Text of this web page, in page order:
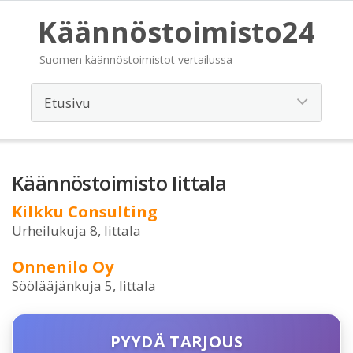
Käännöstoimisto24
Suomen käännöstoimistot vertailussa
Käännöstoimisto Iittala
Kilkku Consulting
Urheilukuja 8, Iittala
Onnenilo Oy
Söölääjänkuja 5, Iittala
PYYDÄ TARJOUS